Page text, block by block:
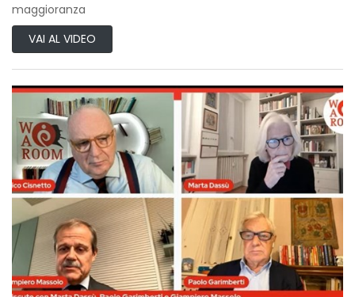
maggioranza
VAI AL VIDEO